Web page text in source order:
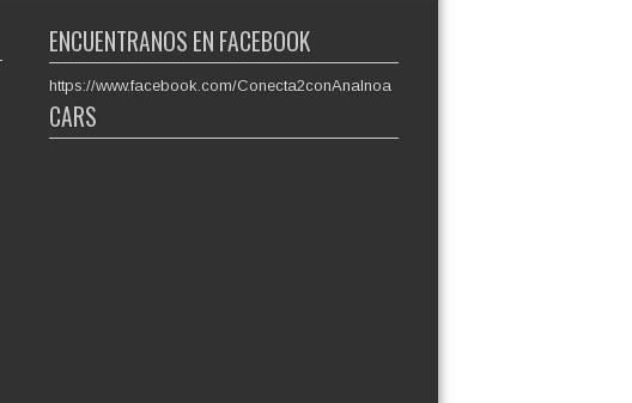
ENCUENTRANOS EN FACEBOOK
https://www.facebook.com/Conecta2conAnaInoa
CARS